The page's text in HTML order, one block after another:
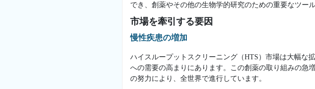
でき、創薬やその他の生物学的研究のための重要なツー
市場を牽引する要因
慢性疾患の増加
ハイスループットスクリーニング（HTS）市場は大幅な
への需要の高まりにあります。この創薬の取り組みの急
の努力により、全世界で進行しています。